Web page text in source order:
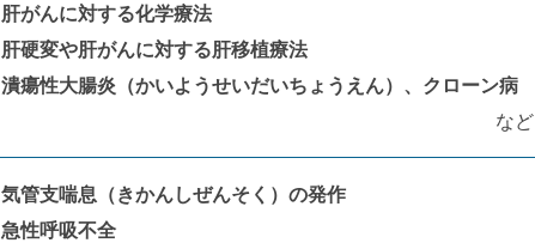
肝がんに対する化学療法
肝硬変や肝がんに対する肝移植療法
潰瘍性大腸炎（かいようせいだいちょうえん）、クローン病
など
気管支喘息（きかんしぜんそく）の発作
急性呼吸不全